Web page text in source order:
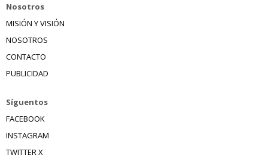
Nosotros
MISIÓN Y VISIÓN
NOSOTROS
CONTACTO
PUBLICIDAD
Síguentos
FACEBOOK
INSTAGRAM
TWITTER X